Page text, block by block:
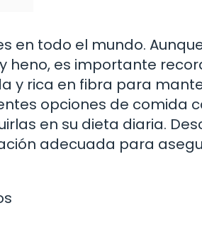
en todo el mundo.
heno, es importante
y rica en fibra para
opciones de comida
en su dieta diaria.
adecuada para